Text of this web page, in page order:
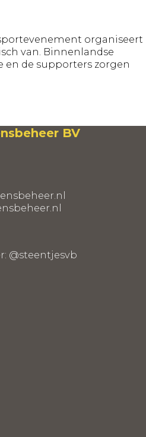
organiseert
van. Binnenlandse
de supporters zorgen
BV
@steentjesvb